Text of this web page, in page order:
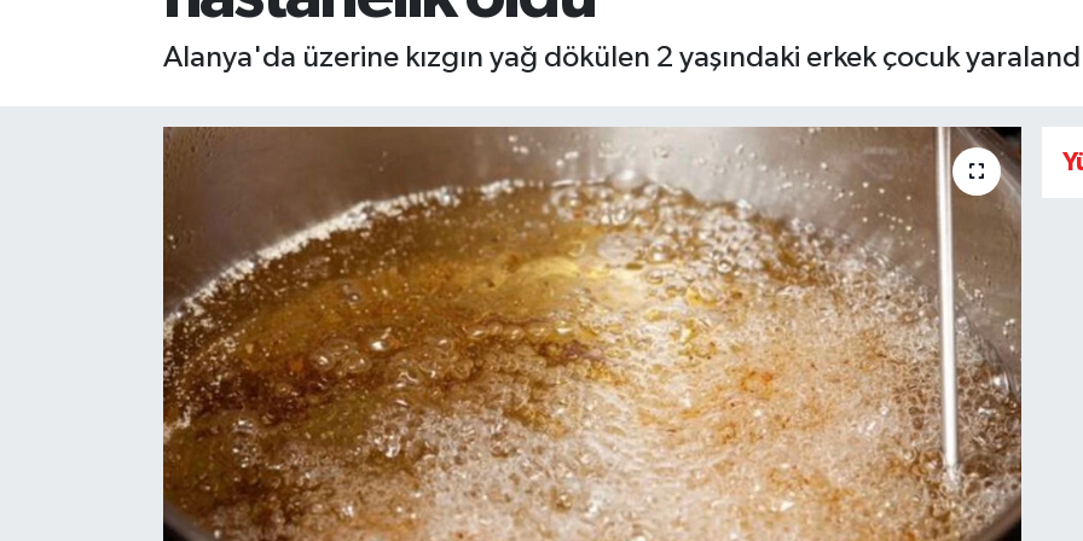
Alanya'da üzerine kızgın yağ dökülen 2 yaşındaki erkek çocuk
Gizlilik İlkeleri - Privacy Policy